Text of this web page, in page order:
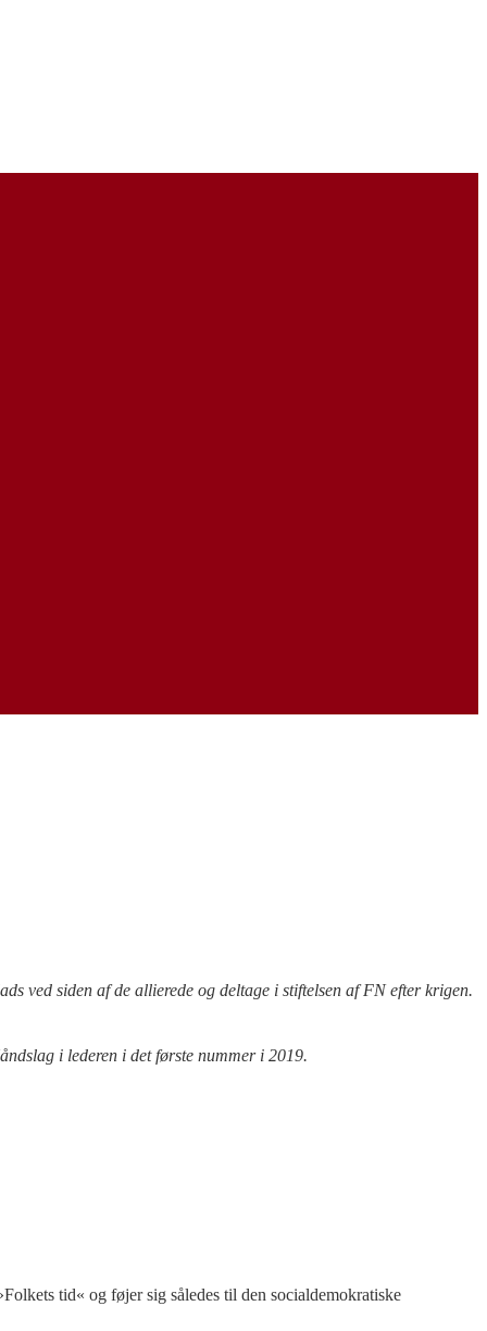
ved siden af de allierede og deltage i stiftelsen af FN efter krigen.
i lederen i det første nummer i 2019.
tid« og føjer sig således til den socialdemokratiske